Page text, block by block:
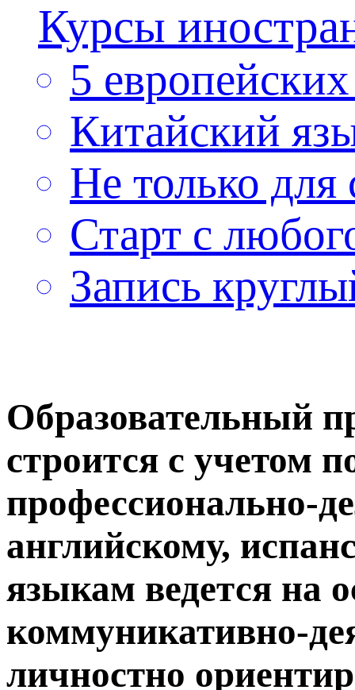
Курсы
5
Китайский
Не только
Старт с
Запись
Образовательный
строится с учетом
профессионально-
английскому,
языкам ведется на
коммуникативно-
личностно